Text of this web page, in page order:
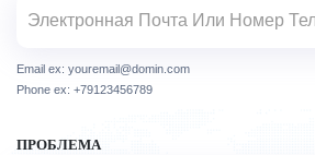
Email ex: youremail@domin.com
Phone ex: +79123456789
ПРОБЛЕМА